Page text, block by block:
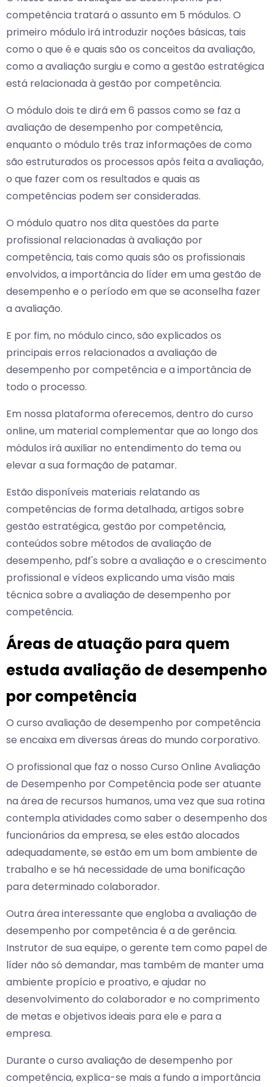
competência tratará o assunto em 5 módulos. O
primeiro módulo irá introduzir noções básicas, tais
como o que é e quais são os conceitos da avaliação,
como a avaliação surgiu e como a gestão estratégica
está relacionada à gestão por competência.
O módulo dois te dirá em 6 passos como se faz a
avaliação de desempenho por competência,
enquanto o módulo três traz informações de como
são estruturados os processos após feita a avaliação,
o que fazer com os resultados e quais as
competências podem ser consideradas.
O módulo quatro nos dita questões da parte
profissional relacionadas à avaliação por
competência, tais como quais são os profissionais
envolvidos, a importância do líder em uma gestão de
desempenho e o período em que se aconselha fazer
a avaliação.
E por fim, no módulo cinco, são explicados os
principais erros relacionados a avaliação de
desempenho por competência e a importância de
todo o processo.
Em nossa plataforma oferecemos, dentro do curso
online, um material complementar que ao longo dos
módulos irá auxiliar no entendimento do tema ou
elevar a sua formação de patamar.
Estão disponíveis materiais relatando as
competências de forma detalhada, artigos sobre
gestão estratégica, gestão por competência,
conteúdos sobre métodos de avaliação de
desempenho, pdf's sobre a avaliação e o crescimento
profissional e vídeos explicando uma visão mais
técnica sobre a avaliação de desempenho por
competência.
Áreas de atuação para quem
estuda avaliação de desempenho
por competência
O curso avaliação de desempenho por competência
se encaixa em diversas áreas do mundo corporativo.
O profissional que faz o nosso Curso Online Avaliação
de Desempenho por Competência pode ser atuante
na área de recursos humanos, uma vez que sua rotina
contempla atividades como saber o desempenho dos
funcionários da empresa, se eles estão alocados
adequadamente, se estão em um bom ambiente de
trabalho e se há necessidade de uma bonificação
para determinado colaborador.
Outra área interessante que engloba a avaliação de
desempenho por competência é a de gerência.
Instrutor de sua equipe, o gerente tem como papel de
líder não só demandar, mas também de manter uma
ambiente propício e proativo, e ajudar no
desenvolvimento do colaborador e no comprimento
de metas e objetivos ideais para ele e para a
empresa.
Durante o curso avaliação de desempenho por
competência, explica-se mais a fundo a importância